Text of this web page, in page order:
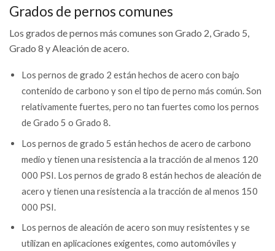
Grados de pernos comunes
Los grados de pernos más comunes son Grado 2, Grado 5,
Grado 8 y Aleación de acero.
Los pernos de grado 2 están hechos de acero con bajo
contenido de carbono y son el tipo de perno más común. Son
relativamente fuertes, pero no tan fuertes como los pernos
de Grado 5 o Grado 8.
Los pernos de grado 5 están hechos de acero de carbono
medio y tienen una resistencia a la tracción de al menos 120
000 PSI. Los pernos de grado 8 están hechos de aleación de
acero y tienen una resistencia a la tracción de al menos 150
000 PSI.
Los pernos de aleación de acero son muy resistentes y se
utilizan en aplicaciones exigentes, como automóviles y